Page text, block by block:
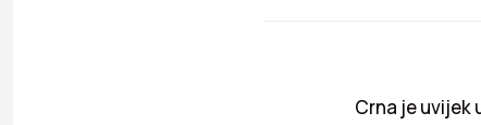
Crna je uvijek